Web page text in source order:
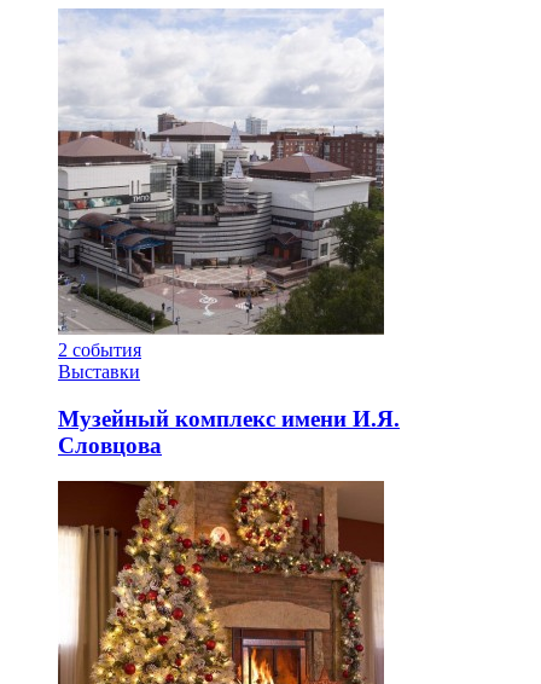
2 события
Выставки
Музейный комплекс имени И.Я.
Словцова